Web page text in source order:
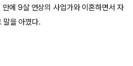
에 9살 연상의 사업가와 이혼하면서 자
말을 아꼈다.